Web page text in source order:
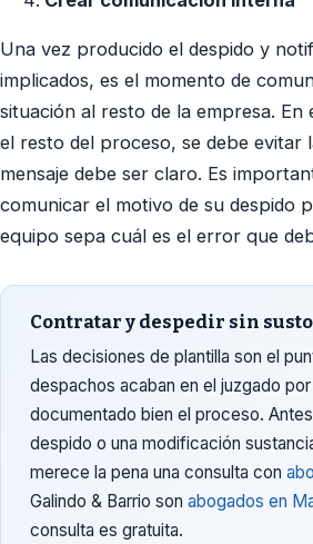
Una vez producido el despido y
implicados, es el momento de
situación al resto de la empresa. En
el resto del proceso, se debe evitar
mensaje debe ser claro. Es
comunicar el motivo de su despido
equipo sepa cuál es el error que
Contratar y despedir sin
Las decisiones de plantilla son el
despachos acaban en el juzgado
documentado bien el proceso.
despido o una modificación
merece la pena una consulta con
Galindo & Barrio son abogados en
consulta es gratuita.